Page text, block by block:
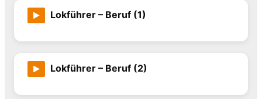
Lokführer – Beruf (1)
Lokführer – Beruf (2)